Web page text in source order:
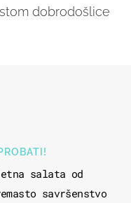
dobrodošlice
salata od
savršenstvo